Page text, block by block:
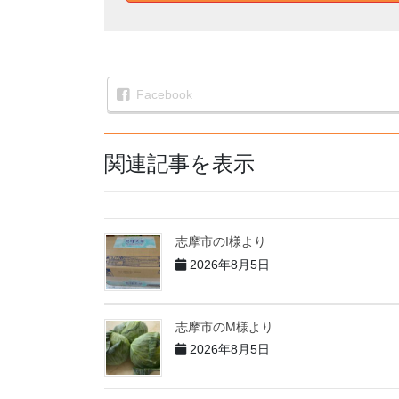
Facebook
関連記事を表示
志摩市のI様より
2026年8月5日
志摩市のM様より
2026年8月5日